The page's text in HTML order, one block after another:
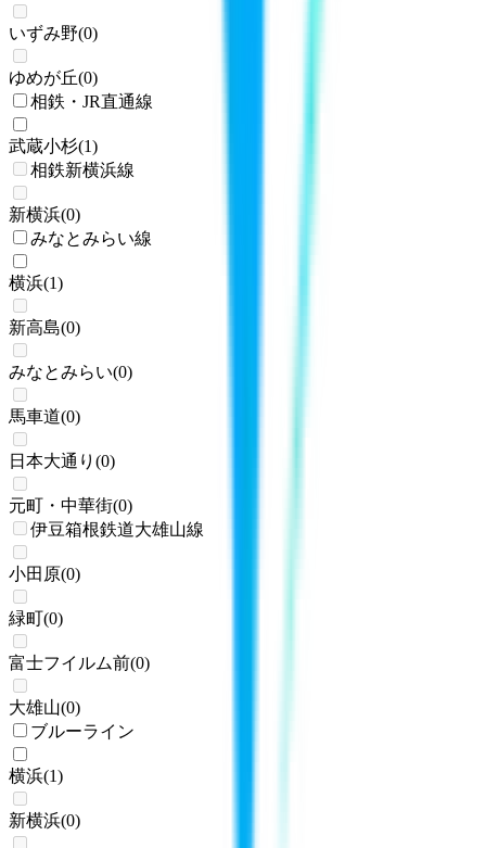
いずみ野(0)
ゆめが丘(0)
相鉄・JR直通線
武蔵小杉(1)
相鉄新横浜線
新横浜(0)
みなとみらい線
横浜(1)
新高島(0)
みなとみらい(0)
馬車道(0)
日本大通り (0)
元町・中華街(0)
伊豆箱根鉄道大雄山線
小田原(0)
緑町(0)
富士フイルム前(0)
大雄山(0)
ブルーライン
横浜(1)
新横浜(0)